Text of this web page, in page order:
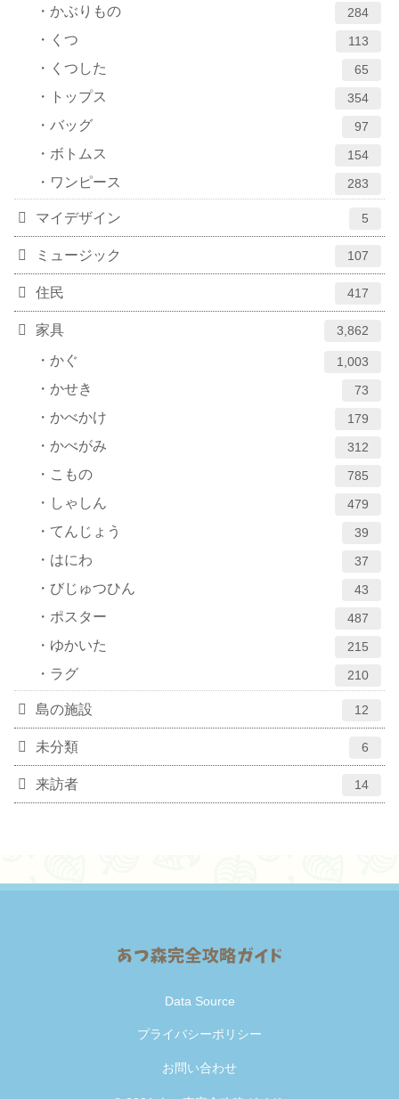
かぶりもの 284
くつ 113
くつした 65
トップス 354
バッグ 97
ボトムス 154
ワンピース 283
マイデザイン 5
ミュージック 107
住民 417
家具 3,862
かぐ 1,003
かせき 73
かべかけ 179
かべがみ 312
こもの 785
しゃしん 479
てんじょう 39
はにわ 37
びじゅつひん 43
ポスター 487
ゆかいた 215
ラグ 210
島の施設 12
未分類 6
来訪者 14
Data Source
プライバシーポリシー
お問い合わせ